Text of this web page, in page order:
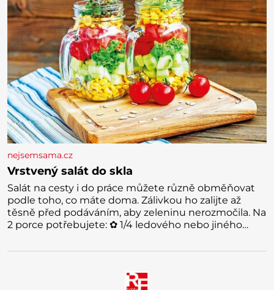
nejsemsama.cz
Vrstvený salát do skla
Salát na cesty i do práce můžete různě obměňovat
podle toho, co máte doma. Zálivkou ho zalijte až
těsně před podáváním, aby zeleninu nerozmočila. Na
2 porce potřebujete: ✿ 1/4 ledového nebo jiného
kukuřice ✿ ½ okurky ✿ 2 rajčata Zálivka: ✿ 4 lžíce